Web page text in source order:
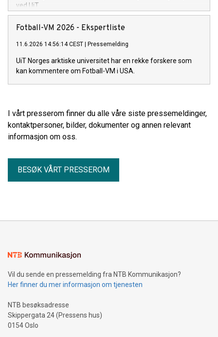
ved UiT.
Fotball-VM 2026 - Ekspertliste
11.6.2026 14:56:14 CEST Pressemelding
UiT Norges arktiske universitet har en rekke forskere som
kan kommentere om Fotball-VM i USA.
I vårt presserom finner du alle våre siste pressemeldinger,
kontaktpersoner, bilder, dokumenter og annen relevant
informasjon om oss.
BESØK VÅRT PRESSEROM
Vil du sende en pressemelding fra NTB Kommunikasjon?
Her finner du mer informasjon om tjenesten
NTB besøksadresse
Skippergata 24 (Pressens hus)
0154 Oslo